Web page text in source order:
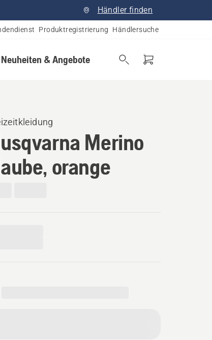
Händler finden
Produktregistrierung Händlersuche
Neuheiten & Angebote
Merino
orange